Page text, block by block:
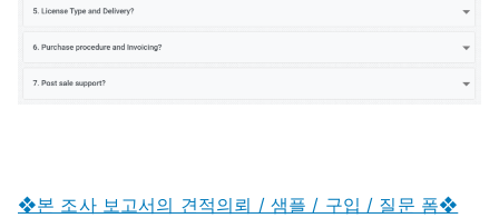
❖본 조사 보고서의 견적의뢰 / 샘플 / 구입 / 질문 폼❖